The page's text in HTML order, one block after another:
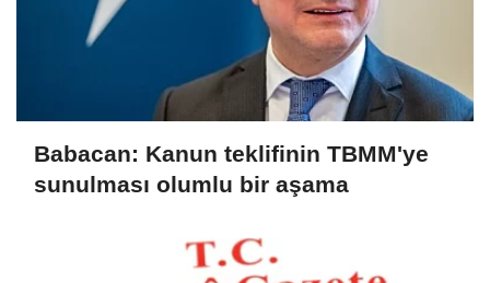
Babacan: Kanun teklifinin TBMM'ye
sunulması olumlu bir aşama